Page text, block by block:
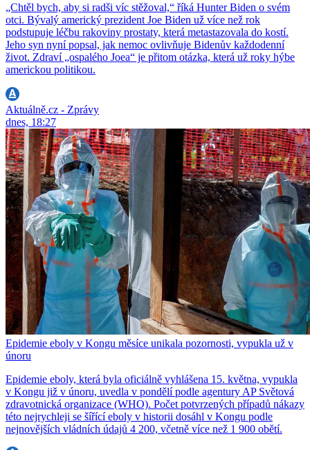
„Chtěl bych, aby si radši víc stěžoval,“ říká Hunter Biden o svém
otci. Bývalý americký prezident Joe Biden už více než rok
podstupuje léčbu rakoviny prostaty, která metastazovala do kostí.
Jeho syn nyní popsal, jak nemoc ovlivňuje Bidenův každodenní
život. Zdraví „ospalého Joea“ je přitom otázka, která už roky hýbe
americkou politikou.
Aktuálně.cz - Zprávy
dnes, 18:27
Epidemie eboly v Kongu měsíce unikala pozornosti, vypukla už v
únoru
Epidemie eboly, která byla oficiálně vyhlášena 15. května, vypukla
v Kongu již v únoru, uvedla v pondělí podle agentury AP Světová
zdravotnická organizace (WHO). Počet potvrzených případů nákazy
této nejrychleji se šířící eboly v historii dosáhl v Kongu podle
nejnovějších vládních údajů 4 200, včetně více než 1 900 obětí.